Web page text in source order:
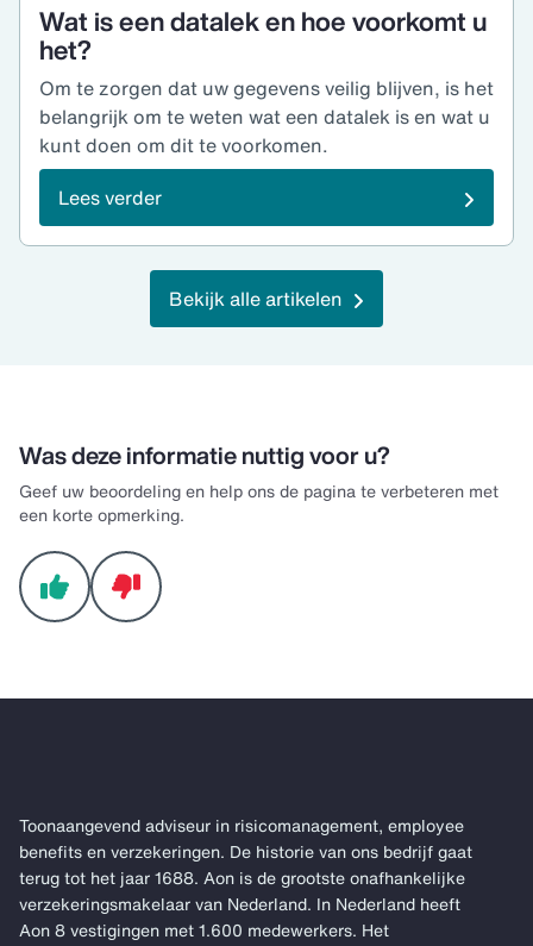
Wat is een datalek en hoe voorkomt u
het?
Om te zorgen dat uw gegevens veilig blijven, is het
belangrijk om te weten wat een datalek is en wat u
kunt doen om dit te voorkomen.
Lees verder
Bekijk alle artikelen
Was deze informatie nuttig voor u?
Geef uw beoordeling en help ons de pagina te verbeteren met
een korte opmerking.
Toonaangevend adviseur in risicomanagement, employee
benefits en verzekeringen. De historie van ons bedrijf gaat
terug tot het jaar 1688. Aon is de grootste onafhankelijke
verzekeringsmakelaar van Nederland. In Nederland heeft
Aon 8 vestigingen met 1.600 medewerkers. Het